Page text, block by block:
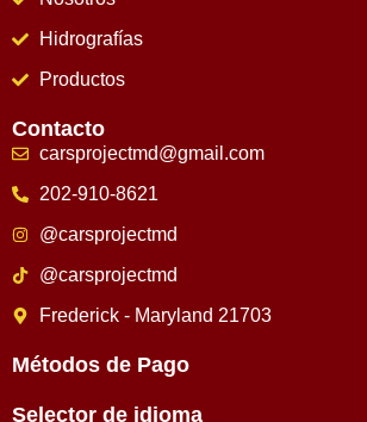
Hidrografías
Productos
Contacto
carsprojectmd@gmail.com
202-910-8621
@carsprojectmd
@carsprojectmd
Frederick - Maryland 21703
Métodos de Pago
Selector de idioma